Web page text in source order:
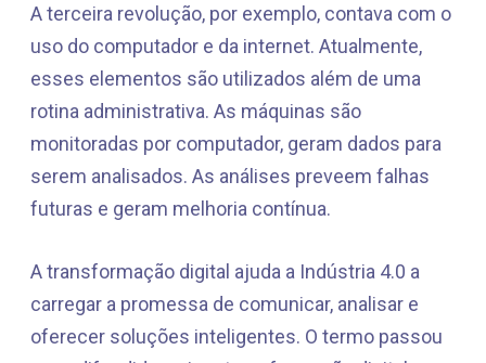
A terceira revolução, por exemplo, contava com o
uso do computador e da internet. Atualmente,
esses elementos são utilizados além de uma
rotina administrativa. As máquinas são
monitoradas por computador, geram dados para
serem analisados. As análises preveem falhas
futuras e geram melhoria contínua.
A transformação digital ajuda a Indústria 4.0 a
carregar a promessa de comunicar, analisar e
oferecer soluções inteligentes. O termo passou